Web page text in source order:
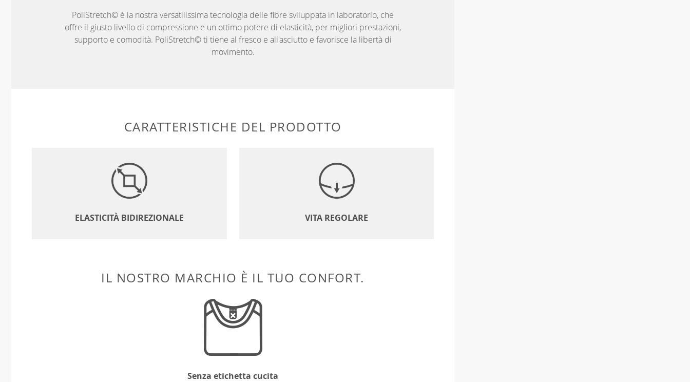
PoliStretch© è la nostra versatilissima tecnologia delle fibre sviluppata in laboratorio, che
offre il giusto livello di compressione e un ottimo potere di elasticità, per migliori prestazioni,
supporto e comodità. PoliStretch© ti tiene al fresco e all'asciutto e favorisce la libertà di
movimento.
CARATTERISTICHE DEL PRODOTTO
ELASTICITÀ BIDIREZIONALE VITA REGOLARE
IL NOSTRO MARCHIO È IL TUO CONFORT.
Senza etichetta cucita